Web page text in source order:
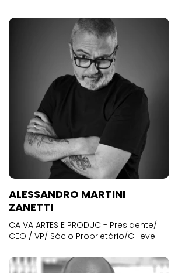
ALESSANDRO MARTINI
ZANETTI
CA VA ARTES E PRODUC - Presidente/
CEO / VP/ Sócio Proprietário/C-level